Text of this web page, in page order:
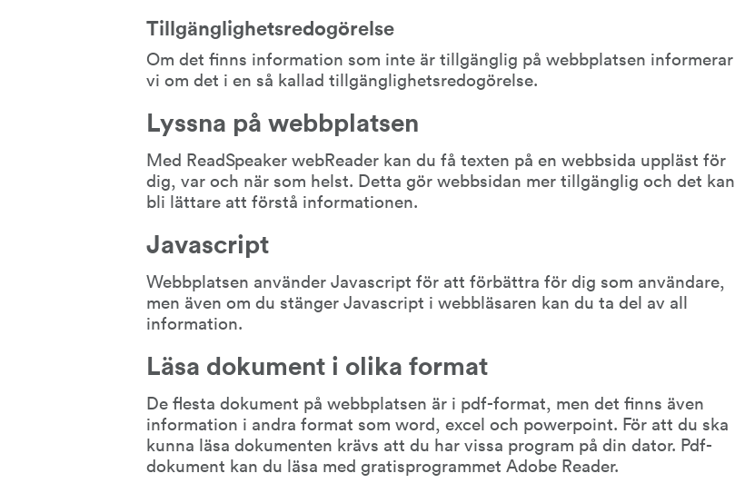
Tillgänglighetsredogörelse
Om det finns information som inte är tillgänglig på webbplatsen informerar
vi om det i en så kallad tillgänglighetsredogörelse.
Lyssna på webbplatsen
Med ReadSpeaker webReader kan du få texten på en webbsida uppläst för
dig, var och när som helst. Detta gör webbsidan mer tillgänglig och det kan
bli lättare att förstå informationen.
Javascript
Webbplatsen använder Javascript för att förbättra för dig som användare,
men även om du stänger Javascript i webbläsaren kan du ta del av all
information.
Läsa dokument i olika format
De flesta dokument på webbplatsen är i pdf-format, men det finns även
information i andra format som word, excel och powerpoint. För att du ska
kunna läsa dokumenten krävs att du har vissa program på din dator. Pdf-
dokument kan du läsa med gratisprogrammet Adobe Reader.